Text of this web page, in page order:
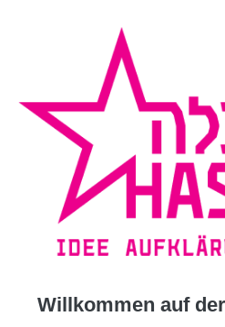
Willkommen auf